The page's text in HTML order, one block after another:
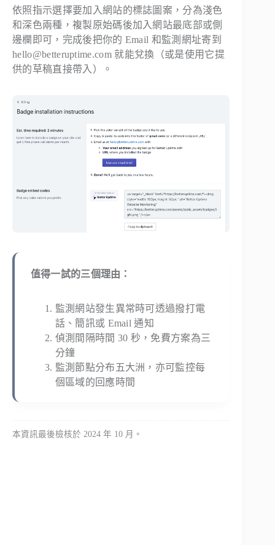
依照指示選擇要加入網站的標誌圖案，分為淺色
和深色兩種，複製原始碼後加入網站最底部或側
邊欄即可，完成後把你的 Email 和監測網址寄到
hello@betteruptime.com 就能兌換（或是使用它提
供的草稿直接帶入）。
值得一試的三個理由：
監測網站發生異常時可透過撥打電
話、簡訊或 Email 通知
偵測間隔時間 30 秒，免費方案為三
分鐘
監測節點分布五大洲，亦可監控每
個區域的回應時間
本資訊最後檢核於 2024 年 10 月。